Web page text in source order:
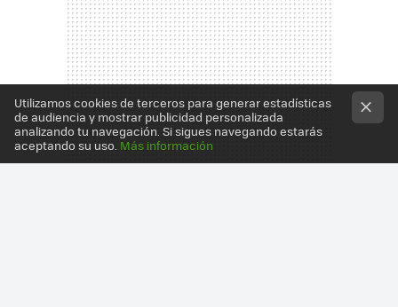
Utilizamos cookies de terceros para generar estadísticas
de audiencia y mostrar publicidad personalizada
analizando tu navegación. Si sigues navegando estarás
aceptando su uso. Más información